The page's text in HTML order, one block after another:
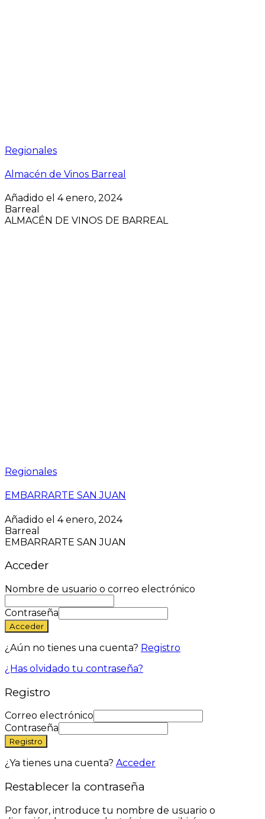
Regionales
Almacén de Vinos Barreal
Añadido el 4 enero, 2024
Barreal
ALMACÉN DE VINOS DE BARREAL
Regionales
EMBARRARTE SAN JUAN
Añadido el 4 enero, 2024
Barreal
EMBARRARTE SAN JUAN
Acceder
Nombre de usuario o correo electrónico
Contraseña
Acceder
¿Aún no tienes una cuenta? Registro
¿Has olvidado tu contraseña?
Registro
Correo electrónico
Contraseña
Registro
¿Ya tienes una cuenta? Acceder
Restablecer la contraseña
Por favor, introduce tu nombre de usuario o